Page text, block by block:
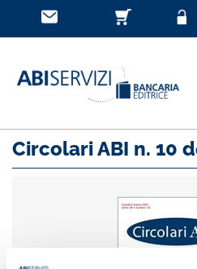
Circolari ABI n. 10